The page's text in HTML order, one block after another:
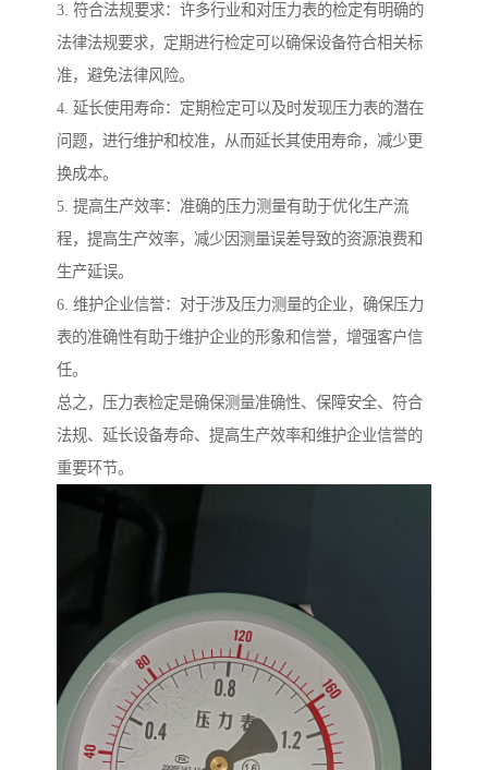
3. 符合法规要求：许多行业和对压力表的检定有明确的
法律法规要求，定期进行检定可以确保设备符合相关标
准，避免法律风险。
4. 延长使用寿命：定期检定可以及时发现压力表的潜在
问题，进行维护和校准，从而延长其使用寿命，减少更
换成本。
5. 提高生产效率：准确的压力测量有助于优化生产流
程，提高生产效率，减少因测量误差导致的资源浪费和
生产延误。
6. 维护企业信誉：对于涉及压力测量的企业，确保压力
表的准确性有助于维护企业的形象和信誉，增强客户信
任。
总之，压力表检定是确保测量准确性、保障安全、符合
法规、延长设备寿命、提高生产效率和维护企业信誉的
重要环节。